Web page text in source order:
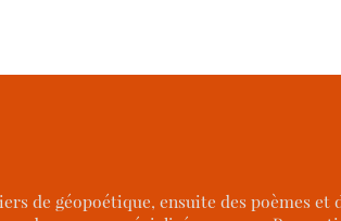
de géopoétique, ensuite des poèmes et